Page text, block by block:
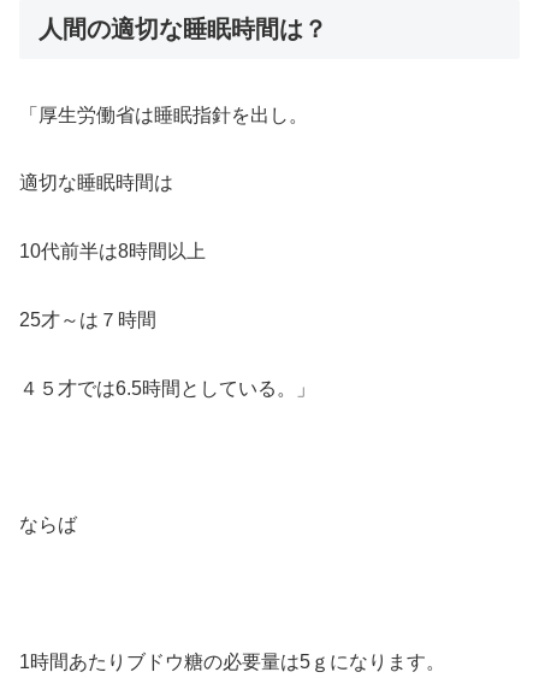
人間の適切な睡眠時間は？
「厚生労働省は睡眠指針を出し。
適切な睡眠時間は
10代前半は8時間以上
25才～は７時間
４５才では6.5時間としている。」
ならば
1時間あたりブドウ糖の必要量は5ｇになります。